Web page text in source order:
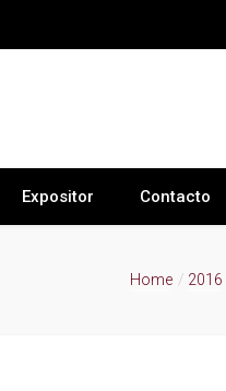
Expositor Contacto
Home 2016